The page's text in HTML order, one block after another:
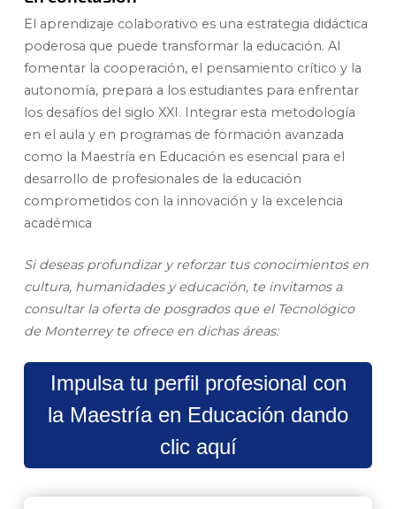
El aprendizaje colaborativo es una estrategia didáctica
poderosa que puede transformar la educación. Al
fomentar la cooperación, el pensamiento crítico y la
autonomía, prepara a los estudiantes para enfrentar
los desafíos del siglo XXI. Integrar esta metodología
en el aula y en programas de formación avanzada
como la Maestría en Educación es esencial para el
desarrollo de profesionales de la educación
comprometidos con la innovación y la excelencia
académica
Si deseas profundizar y reforzar tus conocimientos en
cultura, humanidades y educación, te invitamos a
consultar la oferta de posgrados que el Tecnológico
de Monterrey te ofrece en dichas áreas:
Impulsa tu perfil profesional con
la Maestría en Educación dando
clic aquí